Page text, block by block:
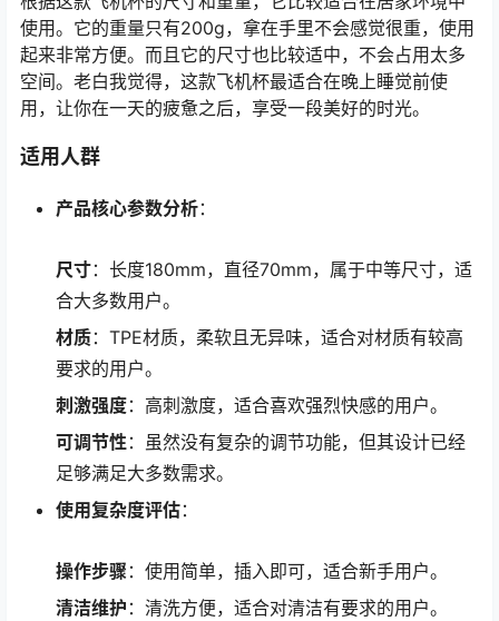
使用。它的重量只有200g，拿在手里不会感觉很重，使用
起来非常方便。而且它的尺寸也比较适中，不会占用太多
空间。老白我觉得，这款飞机杯最适合在晚上睡觉前使
用，让你在一天的疲惫之后，享受一段美好的时光。
适用人群
产品核心参数分析：
尺寸：长度180mm，直径70mm，属于中等尺寸，适
合大多数用户。
材质：TPE材质，柔软且无异味，适合对材质有较高
要求的用户。
刺激强度：高刺激度，适合喜欢强烈快感的用户。
可调节性：虽然没有复杂的调节功能，但其设计已经
足够满足大多数需求。
使用复杂度评估：
操作步骤 ：使用简单，插入即可，适合新手用户。
清洁维护 ：清洗方便，适合对清洁有要求的用户。